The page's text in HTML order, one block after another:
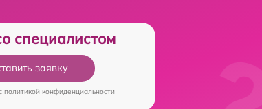
специалистом
заявку
политикой конфиденциальности